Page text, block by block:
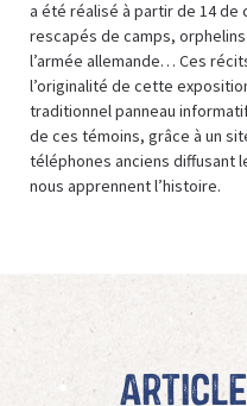
a été réalisé à partir de 14
rescapés de camps,
l’armée allemande… Ces
l’originalité de cette
traditionnel panneau
de ces témoins, grâce à un
téléphones anciens diffusant
nous apprennent l’histoire.